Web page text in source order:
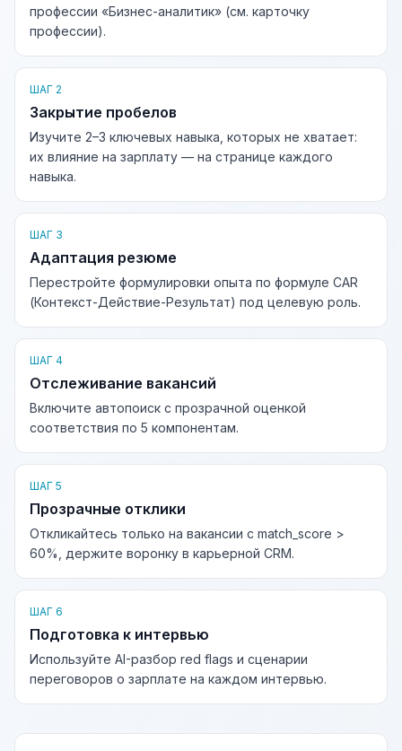
профессии «Бизнес-аналитик» (см. карточку
профессии).
ШАГ 2
Закрытие пробелов
Изучите 2–3 ключевых навыка, которых не хватает:
их влияние на зарплату — на странице каждого
навыка.
ШАГ 3
Адаптация резюме
Перестройте формулировки опыта по формуле CAR
(Контекст-Действие-Результат) под целевую роль.
ШАГ 4
Отслеживание вакансий
Включите автопоиск с прозрачной оценкой
соответствия по 5 компонентам.
ШАГ 5
Прозрачные отклики
Откликайтесь только на вакансии с match_score >
60%, держите воронку в карьерной CRM.
ШАГ 6
Подготовка к интервью
Используйте AI-разбор red flags и сценарии
переговоров о зарплате на каждом интервью.